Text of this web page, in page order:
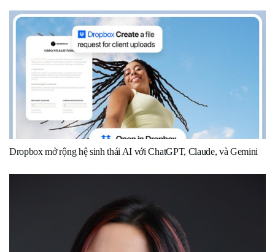
Dropbox mở rộng hệ sinh thái AI với ChatGPT, Claude, và Gemini